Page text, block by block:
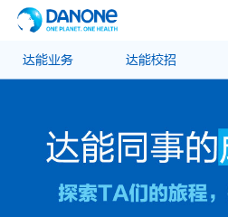
达能业务 达能校招